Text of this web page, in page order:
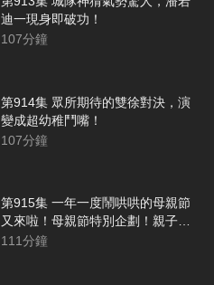
迪一現身即破功！
107分鐘
第914集 眾所期待的雙徐對決，演
變成超幼稚鬥嘴！
107分鐘
第915集 一年一度鬧哄哄的母親節
又來啦！母親節特別企劃！親子合
作賽
111分鐘